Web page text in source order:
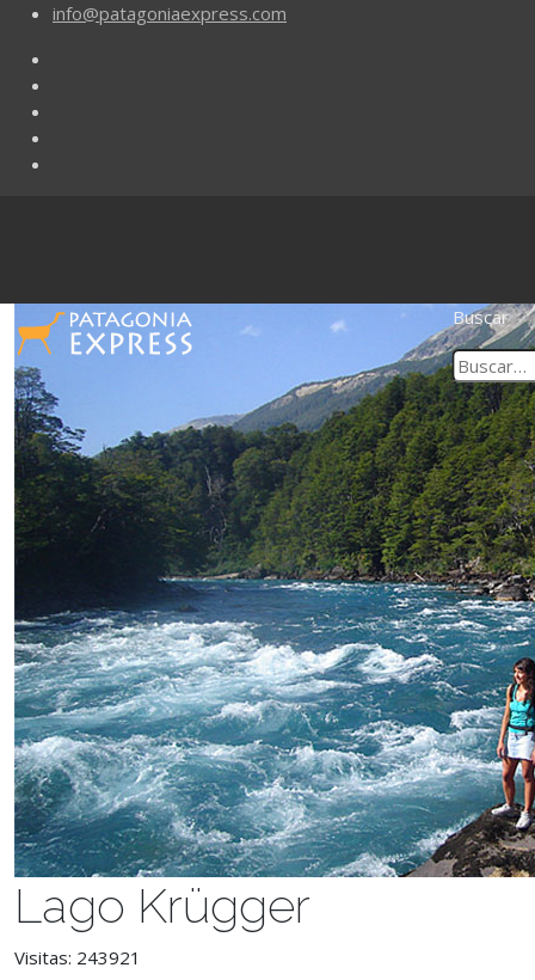
info@patagoniaexpress.com
Buscar
Lago Krügger
Visitas: 243921